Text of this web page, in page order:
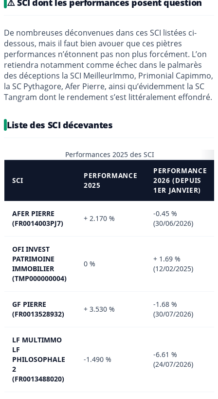
⚠️ SCI dont les performances posent question
De nombreuses déconvenues dans ces SCI listées ci-
dessous, mais il faut bien avouer que ces piètres
performances n’étonnent pas non plus forcément. L’on
retiendra notamment comme échec dans le palmarès
des déceptions la SCI MeilleurImmo, Primonial Capimmo,
la SC Pythagore, Afer Pierre, ainsi qu’évidemment la SC
Tangram dont le rendement s’est littéralement effondré.
Liste des SCI décevantes
Performances 2025 des SCI
SCI
PERFORMANCE
2025
PERFORMANCE
2026 (DEPUIS
1ER JANVIER)
AFER PIERRE
(FR0014003PJ7)
+ 2.170 %
-0.45 %
(30/06/2026)
OFI INVEST
PATRIMOINE
IMMOBILIER
(TMP000000004)
0 %
+ 1.69 %
(12/02/2025)
GF PIERRE
(FR0013528932)
+ 3.530 %
-1.68 %
(30/07/2026)
LF MULTIMMO
LF
PHILOSOPHALE
2
(FR0013488020)
-1.490 %
-6.61 %
(24/07/2026)